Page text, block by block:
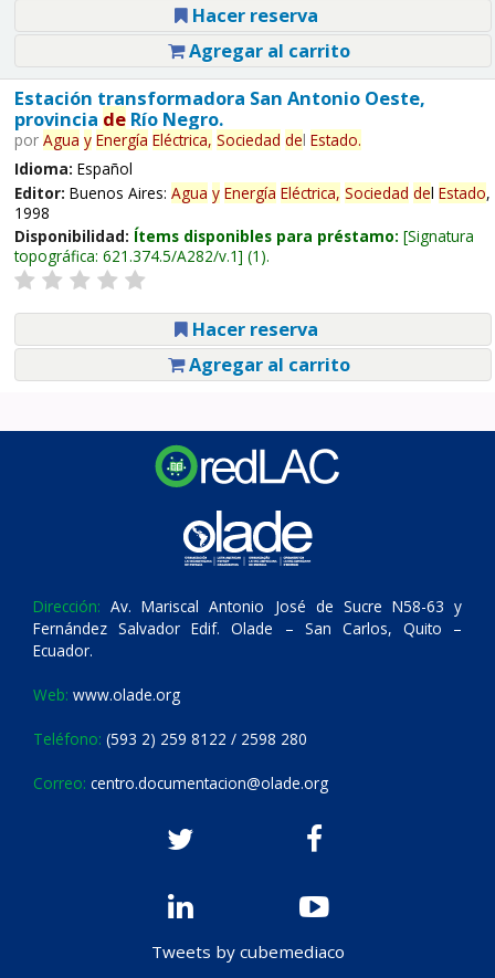
Hacer reserva
Agregar al carrito
Estación transformadora San Antonio Oeste,
provincia deRío Negro.
por Agua y Energía Eléctrica, Sociedad del Estado.
Idioma: Español
Editor: Buenos Aires: Agua y Energía Eléctrica, Sociedad del Estado,
1998
Disponibilidad: Ítems disponibles para préstamo: Signatura
topográfica: 621.374.5/A282/v.1 (1).
Hacer reserva
Agregar al carrito
Dirección: Av. Mariscal Antonio José de Sucre N58-63 y
Fernández Salvador Edif. Olade – San Carlos, Quito –
Ecuador.
Web: www.olade.org
Teléfono: (593 2) 259 8122 / 2598 280
Correo: centro.documentacion@olade.org
Tweets by cubemediaco